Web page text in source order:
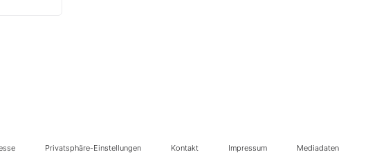
Privatsphäre-Einstellungen Kontakt Impressum Mediadaten